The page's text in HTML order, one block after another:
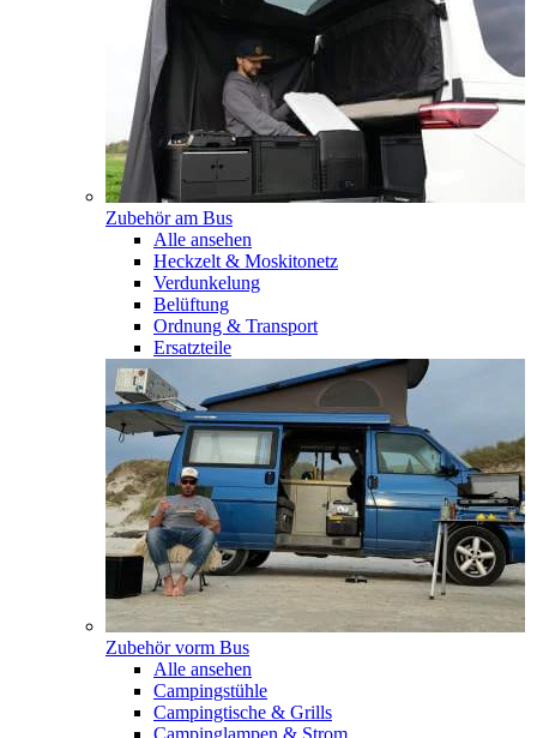
Zubehör am Bus
Alle ansehen
Heckzelt & Moskitonetz
Verdunkelung
Belüftung
Ordnung & Transport
Ersatzteile
Zubehör vorm Bus
Alle ansehen
Campingstühle
Campingtische & Grills